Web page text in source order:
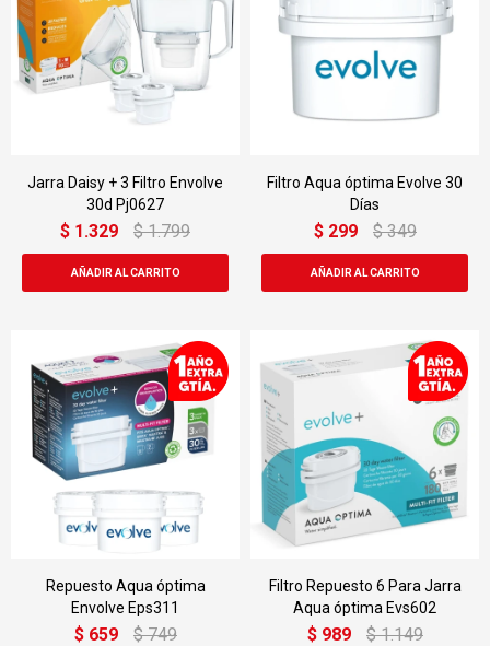
Jarra Daisy + 3 Filtro Envolve
30d Pj0627
$ 1.329 $ 1.799
Filtro Aqua óptima Evolve 30
Días
$ 299 $ 349
Repuesto Aqua óptima
Envolve Eps311
$ 659 $ 749
Filtro Repuesto 6 Para Jarra
Aqua óptima Evs602
$ 989 $ 1.149